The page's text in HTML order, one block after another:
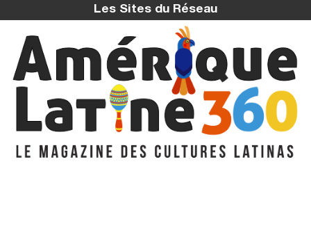
Les Sites du Réseau